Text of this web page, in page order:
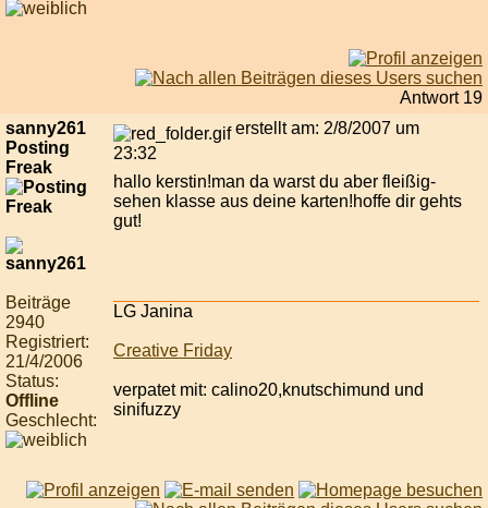
Antwort 19
sanny261
Posting
Freak
Beiträge
2940
Registriert:
21/4/2006
Status:
Offline
Geschlecht:
erstellt am: 2/8/2007 um
23:32
hallo kerstin!man da warst du aber fleißig-
sehen klasse aus deine karten!hoffe dir gehts
gut!
LG Janina
Creative Friday
verpatet mit: calino20,knutschimund und
sinifuzzy